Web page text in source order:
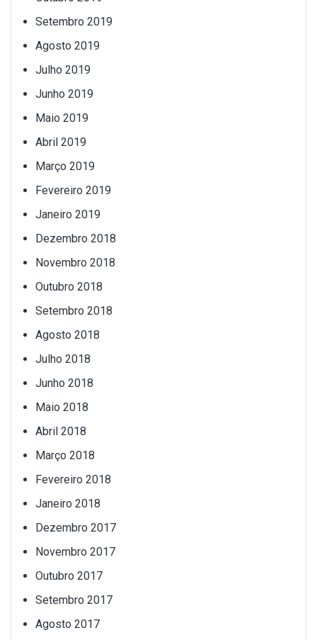
Setembro 2019
Agosto 2019
Julho 2019
Junho 2019
Maio 2019
Abril 2019
Março 2019
Fevereiro 2019
Janeiro 2019
Dezembro 2018
Novembro 2018
Outubro 2018
Setembro 2018
Agosto 2018
Julho 2018
Junho 2018
Maio 2018
Abril 2018
Março 2018
Fevereiro 2018
Janeiro 2018
Dezembro 2017
Novembro 2017
Outubro 2017
Setembro 2017
Agosto 2017